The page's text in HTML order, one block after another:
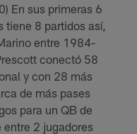
En sus primeras 6
tiene 8 partidos así,
entre 1984-
conectó 58
y con 28 más
de más pases
para un QB de
2 jugadores